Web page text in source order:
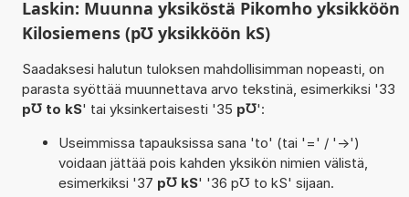
Laskin: Muunna yksiköstä Pikomho yksikköön
Kilosiemens (p℧ yksikköön kS)
Saadaksesi halutun tuloksen mahdollisimman nopeasti, on
parasta syöttää muunnettava arvo tekstinä, esimerkiksi '33
p℧ to kS' tai yksinkertaisesti '35 p℧':
Useimmissa tapauksissa sana 'to' (tai '=' / '->')
voidaan jättää pois kahden yksikön nimien välistä,
esimerkiksi '37 p℧ kS' '36 p℧ to kS' sijaan.